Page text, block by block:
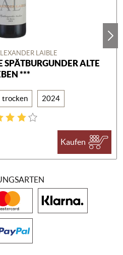
LAIBLE
ALTE
***
trocken 2024
Kaufen